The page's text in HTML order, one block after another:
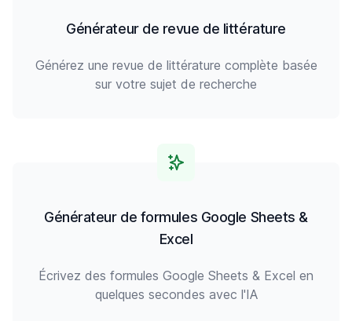
Générateur de revue de littérature
Générez une revue de littérature complète basée
sur votre sujet de recherche
Générateur de formules Google Sheets &
Excel
Écrivez des formules Google Sheets & Excel en
quelques secondes avec l'IA